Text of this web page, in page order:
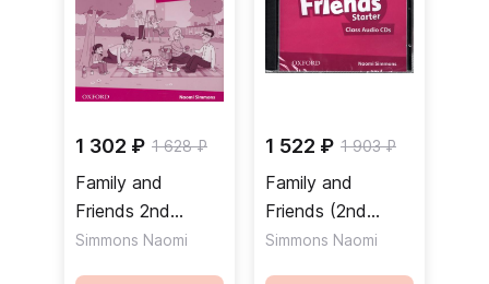
1 302 ₽ 1 628 ₽
Family and
Friends 2nd
Edition Starter
Simmons Naomi
1 522 ₽ 1 903 ₽
Family and
Friends (2nd
Edition) Starter
Simmons Naomi